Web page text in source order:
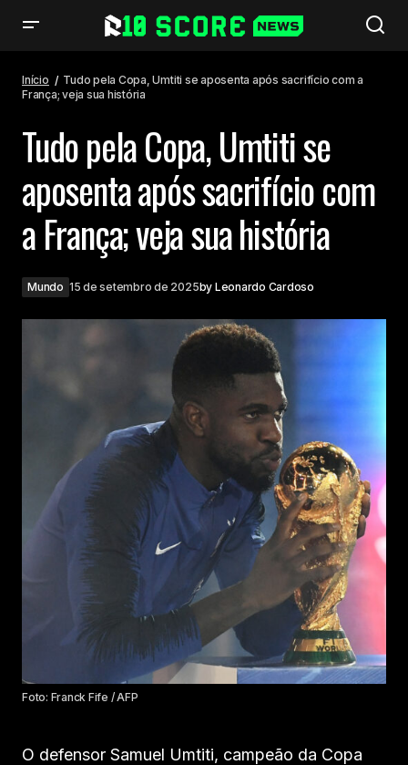
sua história
Início
Tudo pela Copa, Umtiti se aposenta após sacrifício com a
França; veja sua história
Tudo pela Copa, Umtiti se
aposenta após sacrifício com
a França; veja sua história
Mundo 15 de setembro de 2025by Leonardo Cardoso
Foto: Franck Fife / AFP
O defensor Samuel Umtiti, campeão da Copa